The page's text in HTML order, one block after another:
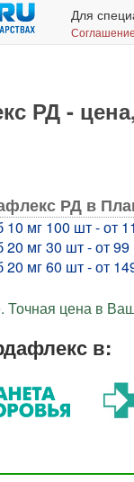
Для
РД -
РД в
10 мг 100 шт - от
20 мг 30 шт - от 99
20 мг 60 шт - от
цена в
в: